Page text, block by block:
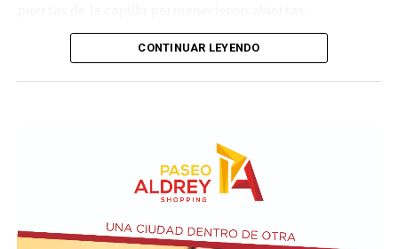
La imagen del santo salió del santuario de Moreno al
En paralelo, distintos gremios y organizaciones sociales
se sumaron bajo las consignas de paz, pan, tierra, techo
desocupados.
CONTINUAR LEYENDO